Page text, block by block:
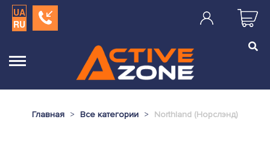
UA
RU
Главная Все категории Northland (Норслэнд)